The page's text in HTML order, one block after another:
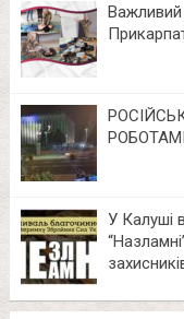
Важливий
У Калуші